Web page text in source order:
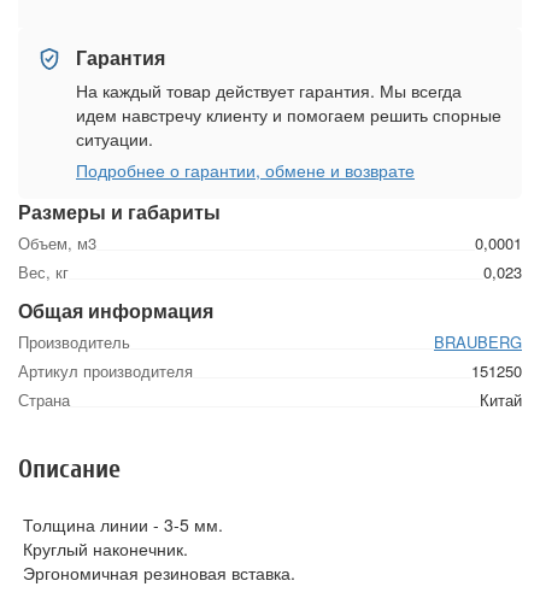
Размеры и габариты
Объем, м3
0,0001
Вес, кг
0,023
Общая информация
Производитель
BRAUBERG
Артикул производителя
151250
Страна
Китай
Гарантия
На каждый товар действует гарантия. Мы всегда
идем навстречу клиенту и помогаем решить спорные
ситуации.
Подробнее о гарантии, обмене и возврате
Описание
Толщина линии - 3-5 мм.
Круглый наконечник.
Эргономичная резиновая вставка.